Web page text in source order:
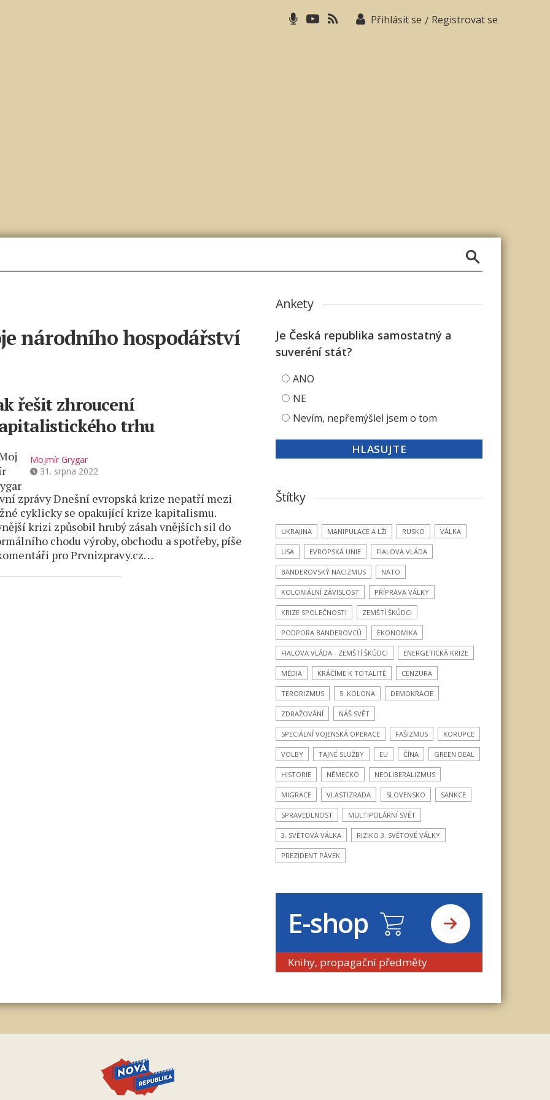
Přihlásit se / Registrovat se
národního hospodářství
řešit zhroucení
trhu
Mojmír Grygar
31. srpna 2022
zprávy Dnešní evropská krize nepatří mezi
cyklicky se opakující krize kapitalismu.
krizi způsobil hrubý zásah vnějších sil do
chodu výroby, obchodu a spotřeby, píše
pro Prvnizpravy.cz…
Ankety
Je Česká republika samostatný a
suveréní stát?
ANO
NE
Nevím, nepřemýšlel jsem o tom
Štítky
UKRAJINA MANIPULACE A LŽI RUSKO VÁLKA
USA EVROPSKÁ UNIE FIALOVA VLÁDA
BANDEROVSKÝ NACIZMUS NATO
KOLONIÁLNÍ ZÁVISLOST PŘÍPRAVA VÁLKY
KRIZE SPOLEČNOSTI ZEMŠTÍ ŠKŮDCI
PODPORA BANDEROVCŮ EKONOMIKA
FIALOVA VLÁDA - ZEMŠTÍ ŠKŮDCI ENERGETICKÁ KRIZE
MÉDIA KRÁČÍME K TOTALITĚ CENZURA
TERORIZMUS 5. KOLONA DEMOKRACIE
ZDRAŽOVÁNÍ NÁŠ SVĚT
SPECIÁLNÍ VOJENSKÁ OPERACE FAŠIZMUS KORUPCE
VOLBY TAJNÉ SLUŽBY EU ČÍNA GREEN DEAL
HISTORIE NĚMECKO NEOLIBERALIZMUS
MIGRACE VLASTIZRADA SLOVENSKO SANKCE
SPRAVEDLNOST MULTIPOLÁRNÍ SVĚT
3. SVĚTOVÁ VÁLKA RIZIKO 3. SVĚTOVÉ VÁLKY
PREZIDENT PÁVEK
E-shop
Knihy, propagační předměty